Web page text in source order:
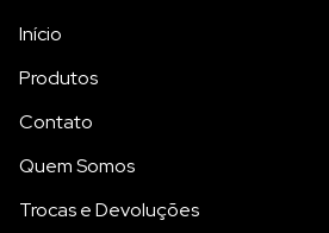
Início
Produtos
Contato
Quem Somos
Trocas e Devoluções